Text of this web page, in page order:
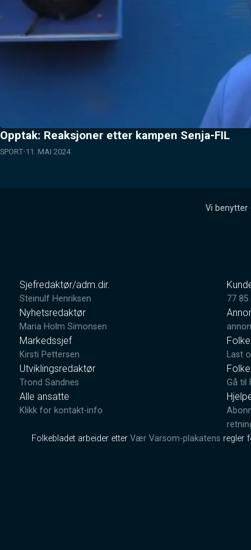
Opptak: Reaksjoner etter kampen Senja-FIL
SPORT 11. MAI 2024
Vi
Sjefredaktør/adm.dir.
Steinulf Henriksen
Nyhetsredaktør
Maria Holm Simonsen
Markedssjef
Kirsti Pettersen
Utviklingsredaktør
Trond Sandnes
Alle ansatte
Klikk for kontakt-info
77 85
Last
Gå til
Folkebladet arbeider etter Vær Varsom-plakatens regler